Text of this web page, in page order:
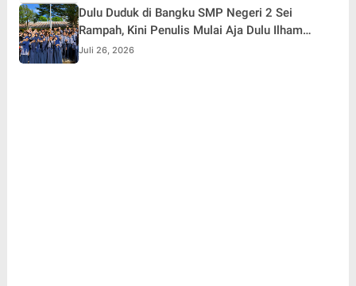
Dulu Duduk di Bangku SMP Negeri 2 Sei
Rampah, Kini Penulis Mulai Aja Dulu Ilham
Febryan Kembali sebagai Pemateri untuk
Menginspirasi Generasi Muda
Juli 26, 2026